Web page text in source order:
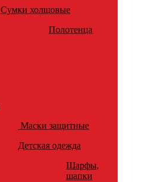
Сумки холщовые
Полотенца
Маски защитные
Детская одежда
Шарфы,
шапки